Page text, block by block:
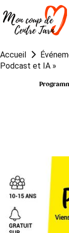
Accueil
Podcast et IA »